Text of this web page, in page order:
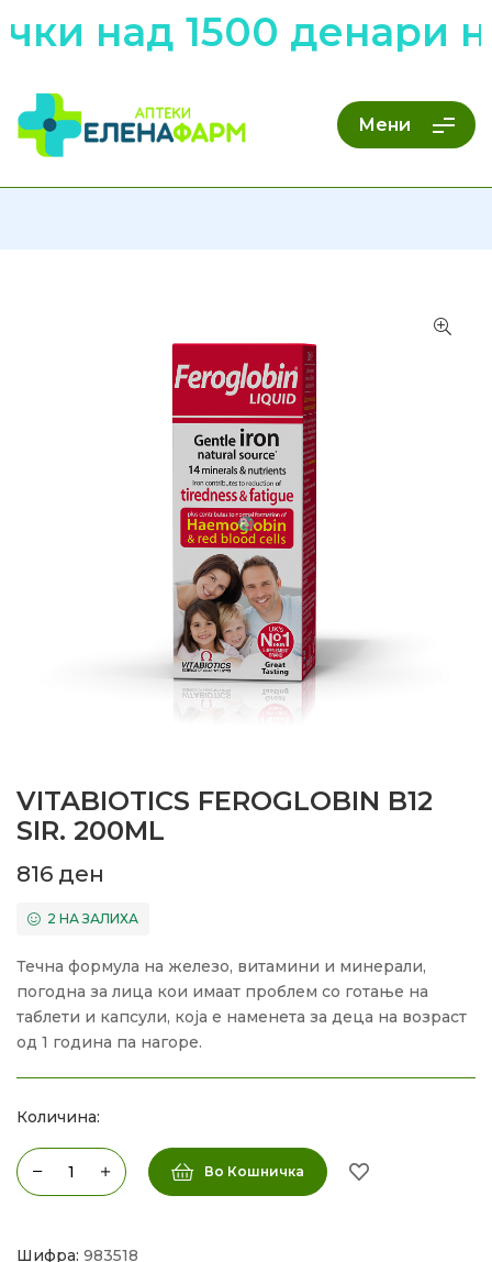
над 1500 денари
Мени
VITABIOTICS FEROGLOBIN B12
SIR. 200ML
816 ден
2 НА ЗАЛИХА
Течна формула на железо, витамини и минерали,
погодна за лица кои имаат проблем со готање на
таблети и капсули, која е наменета за деца на возраст
од 1 година па нагоре.
Количина:
Во Кошничка
Шифра: 983518